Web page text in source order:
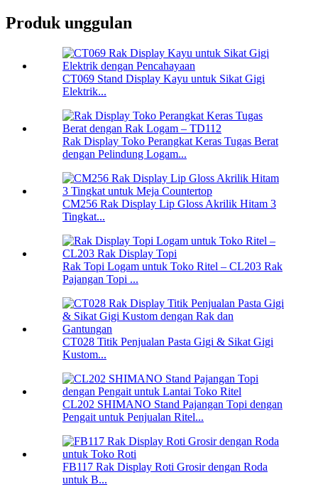
Produk unggulan
CT069 Stand Display Kayu untuk Sikat Gigi
Elektrik...
Rak Display Toko Perangkat Keras Tugas Berat
dengan Pelindung Logam...
CM256 Rak Display Lip Gloss Akrilik Hitam 3
Tingkat...
Rak Topi Logam untuk Toko Ritel – CL203 Rak
Pajangan Topi ...
CT028 Titik Penjualan Pasta Gigi & Sikat Gigi
Kustom...
CL202 SHIMANO Stand Pajangan Topi dengan
Pengait untuk Penjualan Ritel...
FB117 Rak Display Roti Grosir dengan Roda
untuk B...